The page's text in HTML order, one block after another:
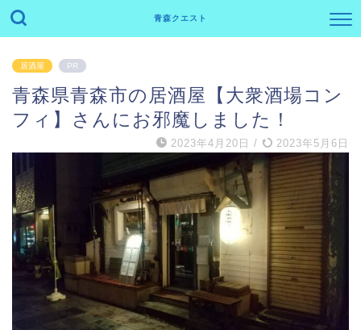
青森クエスト
居酒屋 PR
青森県青森市の居酒屋【大衆酒場コン
フィ】さんにお邪魔しました！
2023年4月20日 / 2023年5月6日